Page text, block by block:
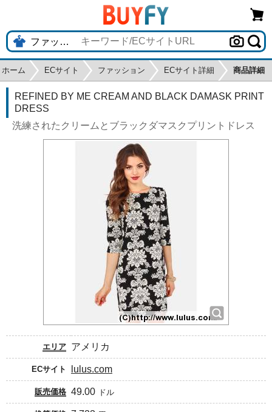
ホーム ECサイト ファッション ECサイト詳細 商品詳細
REFINED BY ME CREAM AND BLACK DAMASK PRINT
DRESS
洗練されたクリームとブラックダマスクプリントドレス
エリア アメリカ
ECサイト lulus.com
販売価格 49.00 ドル